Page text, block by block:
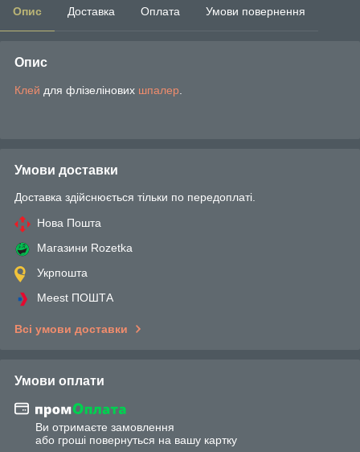
Опис Доставка Оплата Умови повернення
Опис
Клей для флізелінових шпалер
Умови доставки
Доставка здійснюється тільки по передоплаті.
Нова Пошта
Магазини Rozetka
Укрпошта
Meest ПОШТА
Всі умови доставки
Умови оплати
Ви отримаєте замовлення
або гроші повернуться на вашу картку